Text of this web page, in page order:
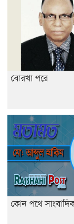
রাজশাহীতে
শেষ সময়ে
বোরখা পরে
কোন পথে